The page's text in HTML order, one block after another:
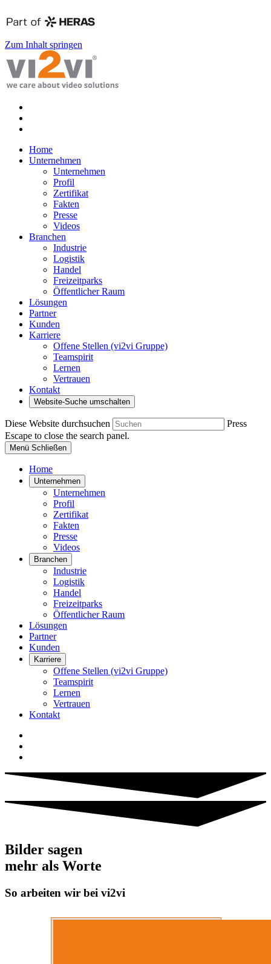
Zum Inhalt springen
Home
Unternehmen
Unternehmen
Profil
Zertifikat
Fakten
Presse
Videos
Branchen
Industrie
Logistik
Handel
Freizeitparks
Öffentlicher Raum
Lösungen
Partner
Kunden
Karriere
Offene Stellen (vi2vi Gruppe)
Teamspirit
Lernen
Vertrauen
Kontakt
Website-Suche umschalten
Diese Website durchsuchen
Press
Escape to close the search panel.
Menü Schließen
Home
Unternehmen
Unternehmen
Profil
Zertifikat
Fakten
Presse
Videos
Branchen
Industrie
Logistik
Handel
Freizeitparks
Öffentlicher Raum
Lösungen
Partner
Kunden
Karriere
Offene Stellen (vi2vi Gruppe)
Teamspirit
Lernen
Vertrauen
Kontakt
Bilder sagen
mehr als Worte
So arbeiten wir bei vi2vi